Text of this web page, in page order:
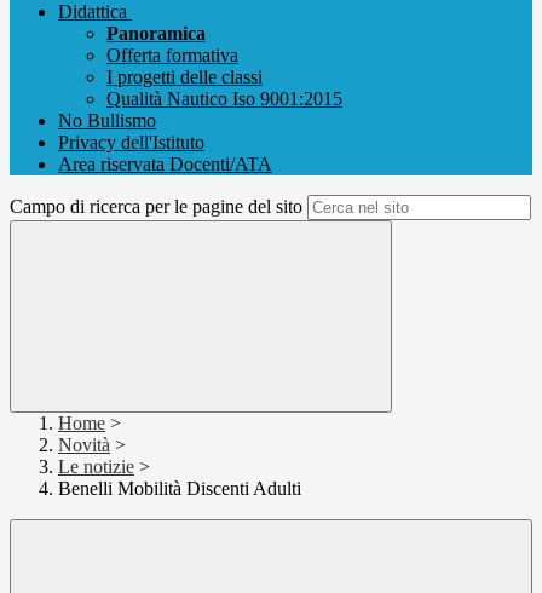
Didattica
Panoramica
Offerta formativa
I progetti delle classi
Qualità Nautico Iso 9001:2015
No Bullismo
Privacy dell'Istituto
Area riservata Docenti/ATA
Campo di ricerca per le pagine del sito
Home >
Novità >
Le notizie >
Benelli Mobilità Discenti Adulti